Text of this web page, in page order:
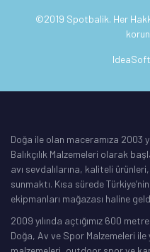
©2019 Spotbalik. Her
IdeaSoft
Doğa ile olan maceramıza 2003
Balıkçılık Malzemeleri olarak
avı sevdalılarına, kaliteli
sunmaktı. Kısa sürede
ekipmanları mağazası haline
2009 yılında açtığımız 600
Doğa, Av ve Spor Malzemeleri ile